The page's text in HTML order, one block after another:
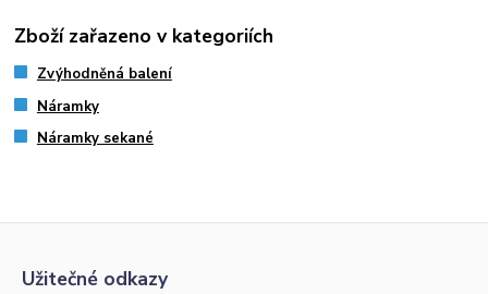
Zboží zařazeno v kategoriích
Zvýhodněná balení
Náramky
Náramky sekané
Užitečné odkazy